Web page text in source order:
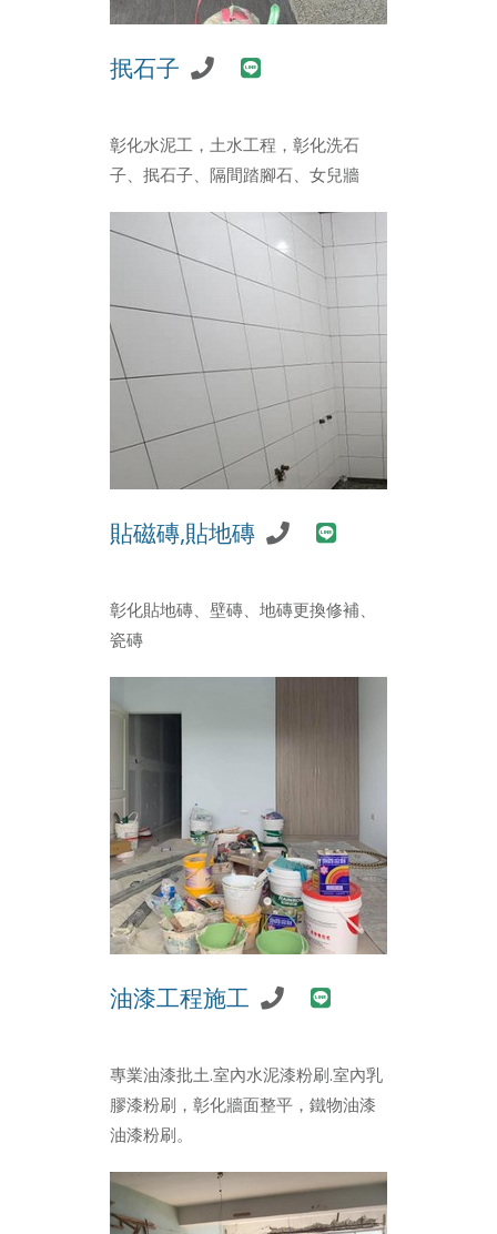
抿石子
彰化水泥工，土水工程，彰化洗石
子、抿石子、隔間踏腳石、女兒牆
貼磁磚,貼地磚
彰化貼地磚、壁磚、地磚更換修補、
瓷磚
油漆工程施工
專業油漆批土.室內水泥漆粉刷.室內乳
膠漆粉刷，彰化牆面整平，鐵物油漆
油漆粉刷。